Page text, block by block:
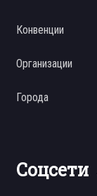
Конвенции
Организации
Города
Соцсети